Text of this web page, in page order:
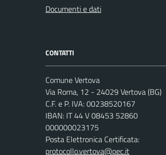
Documenti e dati
CONTATTI
Comune Vertova
Via Roma, 12 - 24029 Vertova (BG)
C.F. e P. IVA: 00238520167
IBAN: IT 44 V 08453 52860
000000023175
Posta Elettronica Certificata:
protocollo.vertova@pec.it